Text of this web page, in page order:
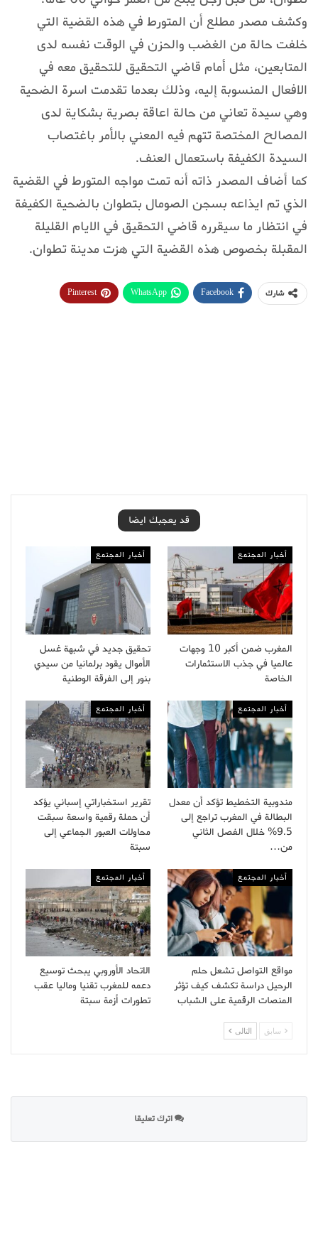
وكشف مصدر مطلع أن المتورط في هذه القضية التي
خلفت حالة من الغضب والحزن في الوقت نفسه لدى
المتابعين، مثل أمام قاضي التحقيق للتحقيق معه في
الافعال المنسوبة إليه، وذلك بعدما تقدمت اسرة الضحية
وهي سيدة تعاني من حالة اعاقة بصرية بشكاية لدى
المصالح المختصة تتهم فيه المعني بالأمر باغتصاب
السيدة الكفيفة باستعمال العنف.
كما أضاف المصدر ذاته أنه تمت مواجه المتورط في القضية
الذي تم ايذاعه بسجن الصومال بتطوان بالضحية الكفيفة
في انتظار ما سيقرره قاضي التحقيق في الايام القليلة
المقبلة بخصوص هذه القضية التي هزت مدينة تطوان.
شارك Facebook
WhatsApp
Pinterest
قد يعجبك ايضا
أخبار المجتمع
المغرب ضمن أكبر 10 وجهات
عالميا في جذب الاستثمارات
الخاصة
أخبار المجتمع
تحقيق جديد في شبهة غسل
الأموال يقود برلمانيا من سيدي
بنور إلى الفرقة الوطنية
أخبار المجتمع
مندوبية التخطيط تؤكد أن معدل
البطالة في المغرب تراجع إلى
9.5% خلال الفصل الثاني
من…
أخبار المجتمع
تقرير استخباراتي إسباني يؤكد
أن حملة رقمية واسعة سبقت
محاولات العبور الجماعي إلى
سبتة
أخبار المجتمع
مواقع التواصل تشعل حلم
الرحيل دراسة تكشف كيف تؤثر
المنصات الرقمية على الشباب
أخبار المجتمع
الاتحاد الأوروبي يبحث توسيع
دعمه للمغرب تقنيا وماليا عقب
تطورات أزمة سبتة
سابق التالى
اترك تعليقا